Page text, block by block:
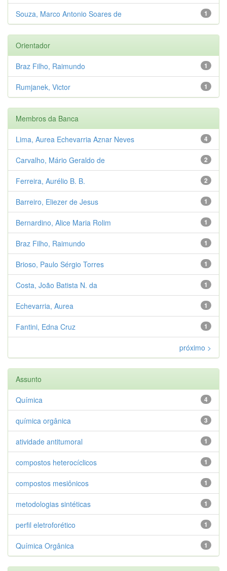
1
Souza, Marco Antonio Soares de
Orientador
1
Braz Filho, Raimundo
1
Rumjanek, Victor
Membros da Banca
4
Lima, Aurea Echevarria Aznar Neves
2
Carvalho, Mário Geraldo de
2
Ferreira, Aurélio B. B.
1
Barreiro, Eliezer de Jesus
1
Bernardino, Alice Maria Rolim
1
Braz Filho, Raimundo
1
Brioso, Paulo Sérgio Torres
1
Costa, João Batista N. da
1
Echevarria, Aurea
1
Fantini, Edna Cruz
próximo >
Assunto
4
Química
3
química orgânica
1
atividade antitumoral
1
compostos heterocíclicos
1
compostos mesiônicos
1
metodologias sintéticas
1
perfil eletroforético
1
Química Orgânica